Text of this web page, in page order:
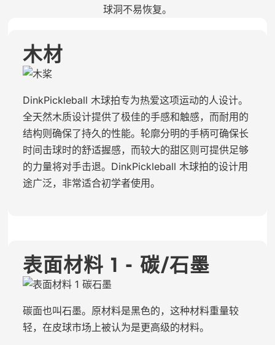
球洞不易恢复。
木材
DinkPickleball 木球拍专为热爱这项运动的人设计。
全天然木质设计提供了极佳的手感和触感，而耐用的
结构则确保了持久的性能。轮廓分明的手柄可确保长
时间击球时的舒适握感，而较大的甜区则可提供足够
的力量将对手击退。DinkPickleball 木球拍的设计用
途广泛，非常适合初学者使用。
表面材料 1 - 碳/石墨
碳面也叫石墨。原材料是黑色的，这种材料重量较
轻，在皮球市场上被认为是更高级的材料。